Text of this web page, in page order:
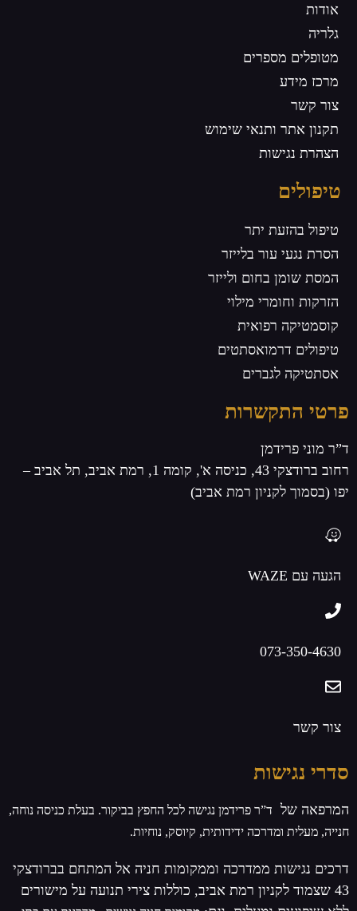
אודות
גלריה
מטופלים מספרים
מרכז מידע
צור קשר
תקנון אתר ותנאי שימוש
הצהרת נגישות
טיפולים
טיפול בהזעת יתר
הסרת נגעי עור בלייזר
המסת שומן בחום ולייזר
הזרקות וחומרי מילוי
קוסמטיקה רפואית
טיפולים דרמואסתטים
אסתטיקה לגברים
פרטי התקשרות
ד”ר מוני פרידמן
רחוב ברודצקי 43, כניסה א', קומה 1, רמת אביב, תל אביב –
יפו (בסמוך לקניון רמת אביב)
הגעה עם WAZE
073-350-4630
צור קשר
סדרי נגישות
המרפאה של ד”ר פרידמן נגישה לכל החפץ בביקור. בעלת כניסה נוחה,
חנייה, מעלית ומדרכה ידידותית, קיוסק, נוחיות.
דרכים נגישות ממדרכה וממקומות חניה אל המתחם בברודצקי
43 שצמוד לקניון רמת אביב, כוללות צירי תנועה על מישורים